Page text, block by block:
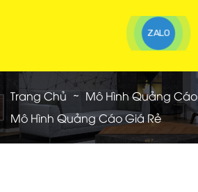
ZALO
Trang Chủ
Mô Hình Quảng Cáo
Mô Hình Quảng Cáo Giá Rẻ